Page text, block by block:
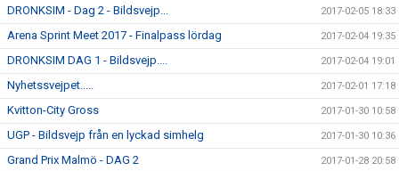
DRONKSIM - Dag 2 - Bildsvejp... 2017-02-05 18:33
Arena Sprint Meet 2017 - Finalpass lördag 2017-02-04 19:35
DRONKSIM DAG 1 - Bildsvejp.... 2017-02-04 19:01
Nyhetssvejpet..... 2017-02-01 17:18
Kvitton-City Gross 2017-01-30 10:58
UGP - Bildsvejp från en lyckad simhelg 2017-01-30 10:36
Grand Prix Malmö - DAG 2 2017-01-28 20:58